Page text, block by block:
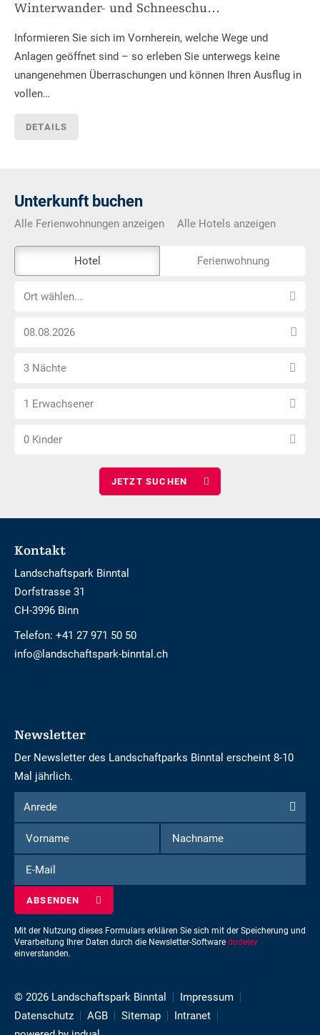
Winterwander- und Schneeschu…
Informieren Sie sich im Vornherein, welche Wege und
Anlagen geöffnet sind – so erleben Sie unterwegs keine
unangenehmen Überraschungen und können Ihren Ausflug in
vollen…
DETAILS
Unterkunft buchen
Alle Ferienwohnungen anzeigen Alle Hotels anzeigen
Externe-
Buchungstool
nicht
Hotel Ferienwohnung
OrtOrt wählen...
Anreise
wählen
Anzahl
wählen
3 Nächte
Anzahl
wählen
1 Erwachsener
Anzahl
0 Kinder
Footer
Kontakt
Landschaftspark Binntal
Dorfstrasse 31
CH-3996 Binn
Telefon: +41 27 971 50 50
info@landschaftspark-binntal.ch
Newsletter
Der Newsletter des Landschaftparks Binntal erscheint 8-10
Mal jährlich.
Formular
um
sich
für
den
einzuschreiben
Anrede
Anrede
Vorname
Nachname
Mail
Mit der Nutzung dieses Formulars erklären Sie sich mit der Speicherung und
Verarbeitung Ihrer Daten durch die Newsletter-Software dodeley
einverstanden.
© 2026 Landschaftspark Binntal
Impressum
Datenschutz
AGB Sitemap
Intranet